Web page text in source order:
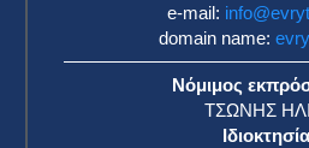
e-mail:
domain name:
Νόμιμος
ΤΣΩΝΗΣ